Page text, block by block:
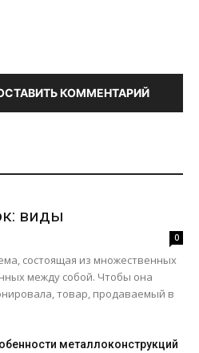
КОММЕНТАРИЙ
виды
0
состоящая из множественных
между собой. Чтобы она
товар, продаваемый в
металлоконструкций